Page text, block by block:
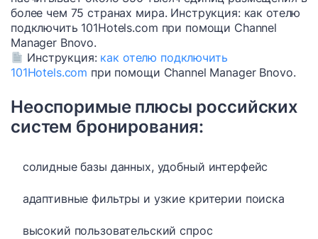
более чем 75 странах мира. Инструкция: как отелю
подключить 101Hotels.com при помощи Channel
Manager Bnovo.
Инструкция: как отелю подключить
101Hotels.com при помощи Channel Manager Bnovo.
Неоспоримые плюсы российских
систем бронирования:
солидные базы данных, удобный интерфейс
адаптивные фильтры и узкие критерии поиска
высокий пользовательский спрос